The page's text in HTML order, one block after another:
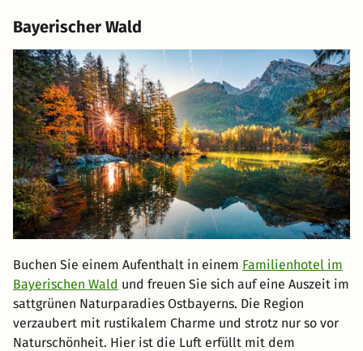
Bayerischer Wald
Buchen Sie einem Aufenthalt in einem Familienhotel im
Bayerischen Wald und freuen Sie sich auf eine Auszeit im
sattgrünen Naturparadies Ostbayerns. Die Region
verzaubert mit rustikalem Charme und strotz nur so vor
Naturschönheit. Hier ist die Luft erfüllt mit dem